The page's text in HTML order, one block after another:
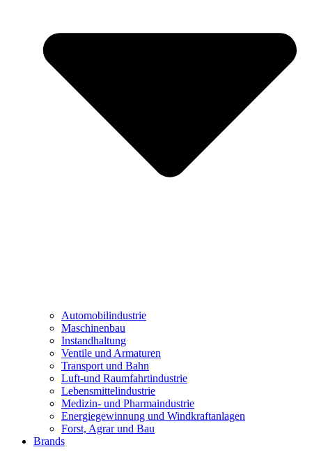
Automobilindustrie
Maschinenbau
Instandhaltung
Ventile und Armaturen
Transport und Bahn
Luft-und Raumfahrtindustrie
Lebensmittelindustrie
Medizin- und Pharmaindustrie
Energiegewinnung und Windkraftanlagen
Forst, Agrar und Bau
Brands